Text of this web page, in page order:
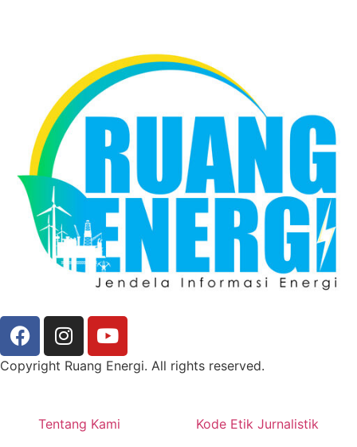
Copyright Ruang Energi. All rights reserved.
Tentang Kami Kode Etik Jurnalistik